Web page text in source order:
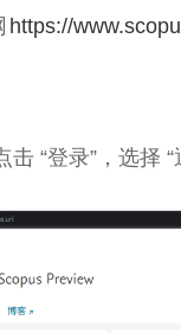
https://
“登录”，选择 “